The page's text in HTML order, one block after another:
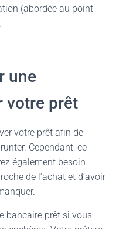
(abordée au point
une
votre prêt
votre prêt afin de
Cependant, ce
également besoin
de l’achat et d’avoir
bancaire prêt si vous